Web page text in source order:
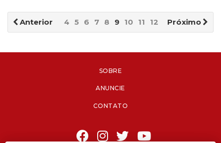
Anterior Próximo
4 5 6 7 8 9 10 11 12 13
SOBRE
ANUNCIE
CONTATO